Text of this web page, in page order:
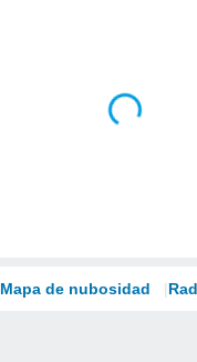
Mapa de nubosidad